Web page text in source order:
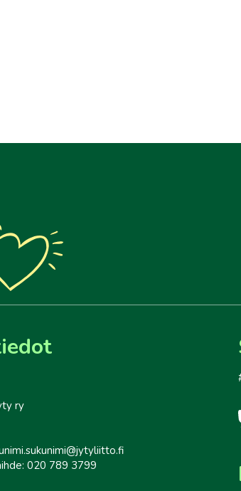
ry
020 789 3799